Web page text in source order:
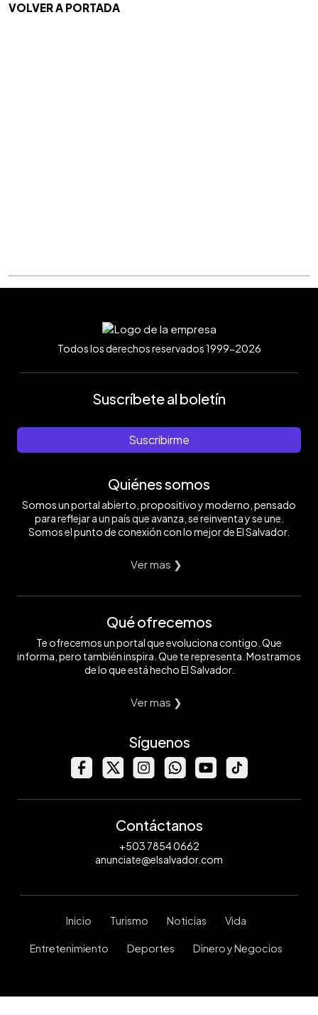
VOLVER A PORTADA
Todos los derechos reservados 1999-2026
Suscríbete al boletín
Suscribirme
Quiénes somos
Somos un portal abierto, propositivo y moderno, pensado
para reflejar a un país que avanza, se reinventa y se une.
Somos el punto de conexión con lo mejor de El Salvador.
Ver mas ❯
Qué ofrecemos
Te ofrecemos un portal que evoluciona contigo. Que
informa, pero también inspira. Que te representa. Mostramos
de lo que está hecho El Salvador.
Ver mas ❯
Síguenos
Contáctanos
+503 7854 0662
anunciate@elsalvador.com
Inicio Turismo Noticias Vida
Entretenimiento Deportes Dinero y Negocios